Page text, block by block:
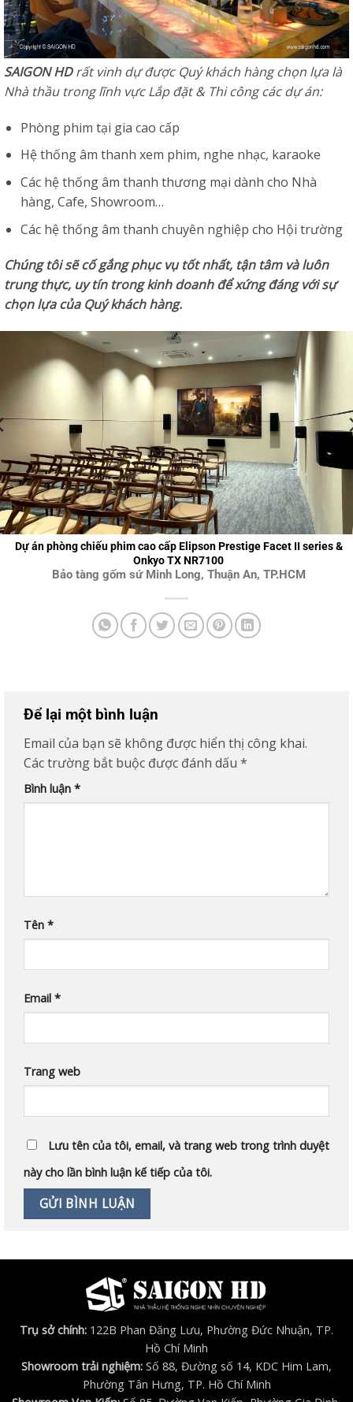
SAIGON HDrất vinh dự được Quý khách hàng chọn lựa là
Nhà thầu trong lĩnh vực Lắp đặt & Thi công các dự án:
Phòng phim tại gia cao cấp
Hệ thống âm thanh xem phim, nghe nhạc, karaoke
Các hệ thống âm thanh thương mại dành cho Nhà
hàng, Cafe, Showroom…
Các hệ thống âm thanh chuyên nghiệp cho Hội trường
Chúng tôi sẽ cố gắng phục vụ tốt nhất, tận tâm và luôn
trung thực, uy tín trong kinh doanh để xứng đáng với sự
chọn lựa của Quý khách hàng.
Dự án phòng chiếu phim cao cấp Elipson Prestige Facet II series &
Onkyo TX NR7100
Bảo tàng gốm sứ Minh Long, Thuận An, TP.HCM
Để lại một bình luận
Email của bạn sẽ không được hiển thị công khai.
Các trường bắt buộc được đánh dấu *
Bình luận *
Tên *
Email *
Trang web
Lưu tên của tôi, email, và trang web trong trình duyệt
này cho lần bình luận kế tiếp của tôi.
Trụ sở chính: 122B Phan Đăng Lưu, Phường Đức Nhuận, TP.
Hồ Chí Minh
Showroom trải nghiệm: Số 88, Đường số 14, KDC Him Lam,
Phường Tân Hưng, TP. Hồ Chí Minh